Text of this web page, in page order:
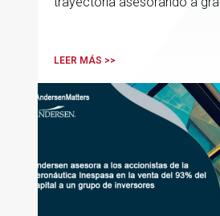
principalmente en los sectores
medioambiental
LEER MÁS >>